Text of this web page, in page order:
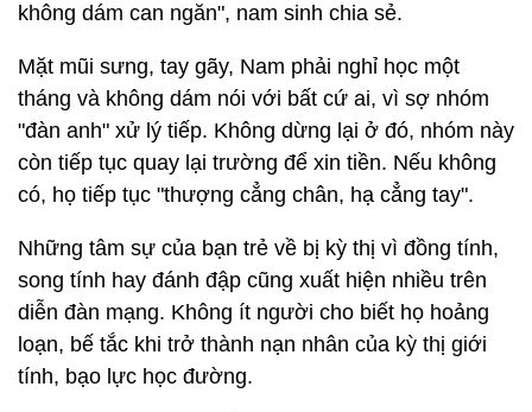
không dám can ngăn", nam sinh chia sẻ.
Mặt mũi sưng, tay gãy, Nam phải nghỉ học một
tháng và không dám nói với bất cứ ai, vì sợ nhóm
"đàn anh" xử lý tiếp. Không dừng lại ở đó, nhóm này
còn tiếp tục quay lại trường để xin tiền. Nếu không
có, họ tiếp tục "thượng cẳng chân, hạ cẳng tay".
Những tâm sự của bạn trẻ về bị kỳ thị vì đồng tính,
song tính hay đánh đập cũng xuất hiện nhiều trên
diễn đàn mạng. Không ít người cho biết họ hoảng
loạn, bế tắc khi trở thành nạn nhân của kỳ thị giới
tính, bạo lực học đường.